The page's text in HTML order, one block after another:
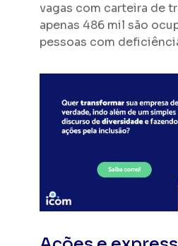
vagas com carteira de
apenas 486 mil são
pessoas com